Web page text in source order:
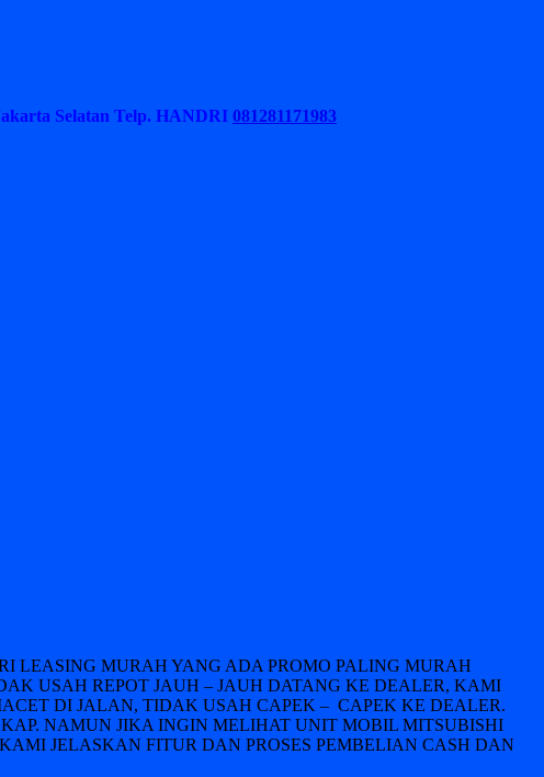
Selatan Telp. HANDRI 081281171983
MURAH YANG ADA PROMO PALING MURAH
USAH REPOT JAUH – JAUH DATANG KE DEALER, KAMI
DI JALAN, TIDAK USAH CAPEK – CAPEK KE DEALER.
NAMUN JIKA INGIN MELIHAT UNIT MOBIL MITSUBISHI
JELASKAN FITUR DAN PROSES PEMBELIAN CASH DAN